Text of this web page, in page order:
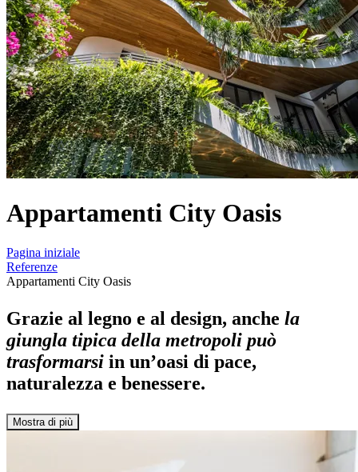
Appartamenti City Oasis
Pagina iniziale
Referenze
Appartamenti City Oasis
Grazie al legno e al design, anche la
giungla tipica della metropoli può
trasformarsi in un’oasi di pace,
naturalezza e benessere.
Mostra di più